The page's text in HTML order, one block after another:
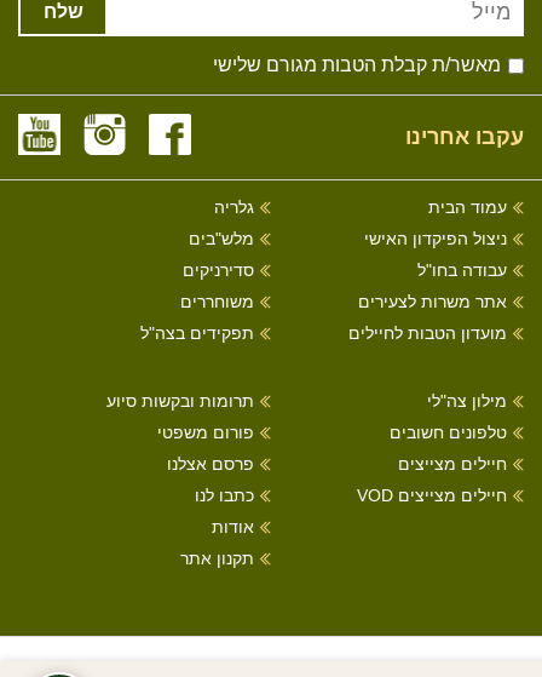
שלח
מאשר/ת קבלת הטבות מגורם שלישי
עקבו אחרינו
עמוד הבית
ניצול הפיקדון האישי
עבודה בחו"ל
אתר משרות לצעירים
מועדון הטבות לחיילים
גלריה
מלש"בים
סדירניקים
משוחררים
תפקידים בצה"ל
מילון צה"לי
טלפונים חשובים
חיילים מצייצים
חיילים מצייצים VOD
תרומות ובקשות סיוע
פורום משפטי
פרסם אצלנו
כתבו לנו
אודות
תקנון אתר